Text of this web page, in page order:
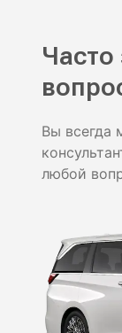
Вы всегда
любой